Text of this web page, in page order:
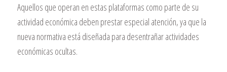
Aquellos que operan en estas plataformas como parte de su
actividad económica deben prestar especial atención, ya que la
nueva normativa está diseñada para desentrañar actividades
económicas ocultas.